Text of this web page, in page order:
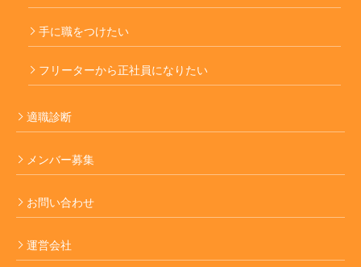
手に職をつけたい
フリーターから正社員になりたい
適職診断
メンバー募集
お問い合わせ
運営会社